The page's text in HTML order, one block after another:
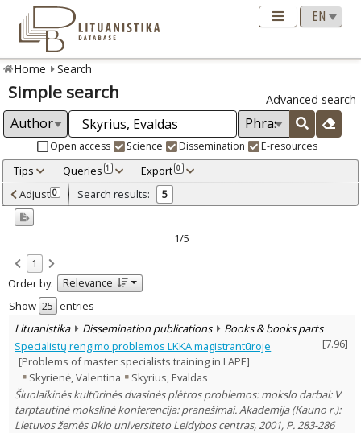
Home Search
Simple search Advanced search
Open access Science Dissemination E-resources
Tips Queries 1 Export 0
Adjusted by criteria 0
Year
Refine
Open access
Scientific publications 2
Dissemination publications
Document Type:
Books & books parts 1
Journal articles 4
Subject area:
Education
4
Psychology 1
Sociology 1
Management 1
Adjust 0 Search results: 5
1/5
1
Order by:
Relevance
Show
entries
Lituanistika
Dissemination publications
Books & books parts
[7.96]
Specialistų rengimo problemos LKKA magistrantūroje
[Problems of master specialists training in LAPE]
Skyrienė, Valentina
Skyrius, Evaldas
Šiuolaikinės kultūrinės dvasinės plėtros problemos: mokslo darbai: V
tarptautinė mokslinė konferencija: pranešimai. Akademija (Kauno r.):
Lietuvos žemės ūkio universiteto Leidybos centras, 2001, P. 283-286